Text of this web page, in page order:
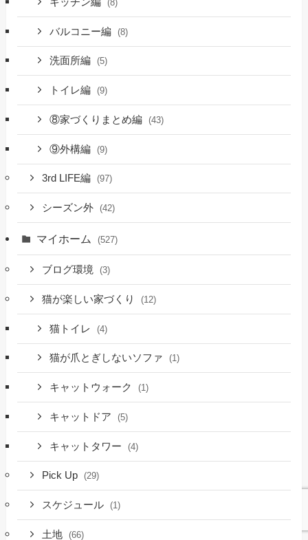
(8)
バルコニー編 (8)
洗面所編 (5)
トイレ編 (9)
⑧家づくりまとめ編 (43)
⑨外構編 (9)
3rd LIFE編 (97)
シーズン外 (42)
マイホーム (527)
ブログ環境 (3)
猫が楽しい家づくり (12)
猫トイレ (4)
猫が爪とぎしないソファ (1)
キャットウォーク (1)
キャットドア (5)
キャットタワー (4)
Pick Up (29)
スケジュール (1)
土地 (66)